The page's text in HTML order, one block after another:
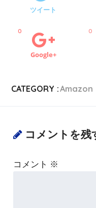
ツイート
Google+
0 0
CATEGORY :Amazon
コメントを残
コメント ※